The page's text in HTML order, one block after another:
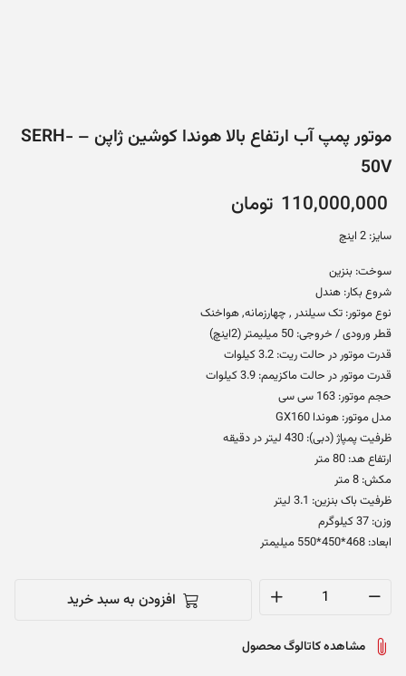
موتور پمپ آب ارتفاع بالا هوندا کوشین ژاپن – SERH-
50V
110,000,000 تومان
سایز: 2 اینچ
سوخت: بنزین
شروع بکار: هندل
نوع موتور: تک سیلندر , چهارزمانه, هواخنک
قطر ورودی / خروجی: 50 میلیمتر (2اینچ)
قدرت موتور در حالت ریت: 3.2 کیلوات
قدرت موتور در حالت ماکزیمم: 3.9 کیلوات
حجم موتور: 163 سی سی
مدل موتور: هوندا GX160
ظرفیت پمپاژ (دبی): 430 لیتر در دقیقه
ارتفاع هد: 80 متر
مکش: 8 متر
ظرفیت باک بنزین: 3.1 لیتر
وزن: 37 کیلوگرم
ابعاد: 468*450*550 میلیمتر
آب
افزودن به سبد خرید
مشاهده کاتالوگ محصول